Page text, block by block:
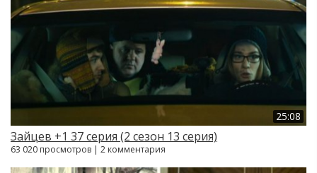
25:08
Зайцев +1 37 серия (2 сезон 13 серия)
63 020 просмотров | 2 комментария